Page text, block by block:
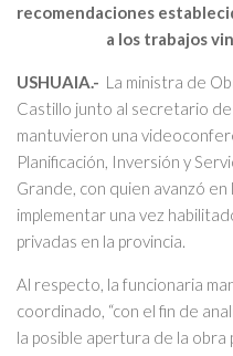
recomendaciones
a los trabajos
USHUAIA.- La ministra de
Castillo junto al secretario
mantuvieron una
Planificación, Inversión y
Grande, con quien avanzó
implementar una vez
privadas en la provincia.
Al respecto, la funcionaria
coordinado, “con el fin de
la posible apertura de la